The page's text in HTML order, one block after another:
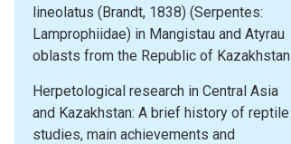
lineolatus (Brandt, 1838) (Serpentes:
Lamprophiidae) in Mangistau and Atyrau
oblasts from the Republic of Kazakhstan
Herpetological research in Central Asia
and Kazakhstan: A brief history of reptile
studies, main achievements and